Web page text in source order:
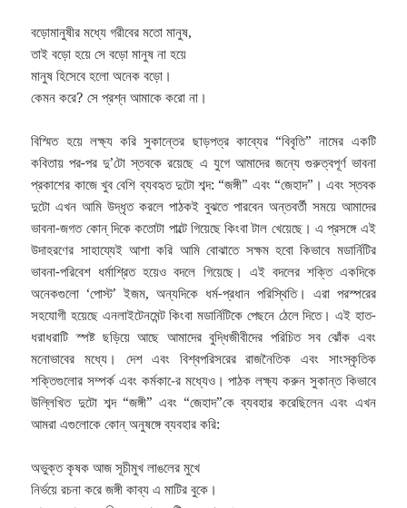
বড়োমানুষীর মধ্যে গরীবের মতো মানুষ,
তাই বড়ো হয়ে সে বড়ো মানুষ না হয়ে
মানুষ হিসেবে হলো অনেক বড়ো।
কেমন করে? সে প্রশ্ন আমাকে করো না।
বিস্মিত হয়ে লক্ষ্য করি সুকান্তের ছাড়পত্র কাব্যের “বিবৃতি” নামের একটি
কবিতায় পর-পর দু’টো স্তবকে রয়েছে এ যুগে আমাদের জন্যে গুরুত্বপূর্ণ ভাবনা
প্রকাশের কাজে খুব বেশি ব্যবহৃত দুটো শব্দ: “জঙ্গী” এবং “জেহাদ”। এবং স্তবক
দুটো এখন আমি উদ্ধৃত করলে পাঠকই বুঝতে পারবেন অন্তবর্তী সময়ে আমাদের
ভাবনা-জগত কোন্ দিকে কতোটা পাল্টে গিয়েছে কিংবা টাল খেয়েছে। এ প্রসঙ্গে এই
উদাহরণের সাহায্যেই আশা করি আমি বোঝাতে সক্ষম হবো কিভাবে মডার্নিটির
ভাবনা-পরিবেশ ধর্মাশ্রিত হয়েও বদলে গিয়েছে। এই বদলের শক্তি একদিকে
অনেকগুলো ‘পোস্ট’ ইজম, অন্যদিকে ধর্ম-প্রধান পরিস্থিতি। এরা পরস্পরের
সহযোগী হয়েছে এনলাইটেনমেন্ট কিংবা মডার্নিটিকে পেছনে ঠেলে দিতে। এই হাত-
ধরাধরাটি স্পষ্ট ছড়িয়ে আছে আমাদের বুদ্ধিজীবীদের পরিচিত সব ঝোঁক এবং
মনোভাবের মধ্যে। দেশ এবং বিশ্বপরিসরের রাজনৈতিক এবং সাংস্কৃতিক
শক্তিগুলোর সম্পর্ক এবং কর্মকা-ের মধ্যেও। পাঠক লক্ষ্য করুন সুকান্ত কিভাবে
উল্লিখিত দুটো শব্দ “জঙ্গী” এবং “জেহাদ”কে ব্যবহার করেছিলেন এবং এখন
আমরা এগুলোকে কোন্ অনুষঙ্গে ব্যবহার করি:
অভুক্ত কৃষক আজ সূচীমুখ লাঙলের মুখে
নির্ভয়ে রচনা করে জঙ্গী কাব্য এ মাটির বুকে।